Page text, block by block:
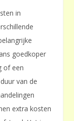
in
goedkoper
of een
van de
extra kosten